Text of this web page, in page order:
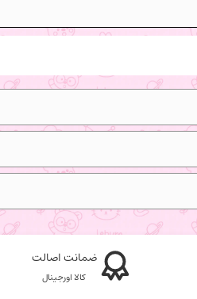
ضمانت اصالت
کالا اورجینال